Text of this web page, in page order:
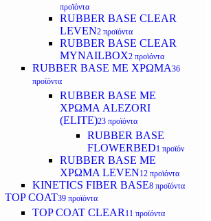
προϊόντα
RUBBER BASE CLEAR
LEVEN2 προϊόντα
RUBBER BASE CLEAR
MYNAILBOX2 προϊόντα
RUBBER BASE ΜΕ ΧΡΩΜΑ36
προϊόντα
RUBBER BASE ΜΕ
ΧΡΩΜΑ ALEZORI
(ELITE)23 προϊόντα
RUBBER BASE
FLOWERBED1 προϊόν
RUBBER BASE ΜΕ
ΧΡΩΜΑ LEVEN12 προϊόντα
KINETICS FIBER BASE8 προϊόντα
TOP COAT39 προϊόντα
TOP COAT CLEAR 11 προϊόντα